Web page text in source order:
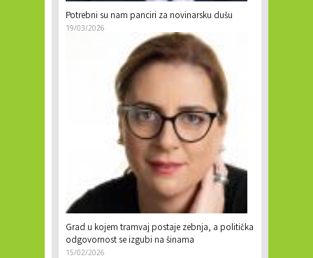
Potrebni su nam panciri za novinarsku dušu
19/03/2026
Grad u kojem tramvaj postaje zebnja, a politička
odgovornost se izgubi na šinama
15/02/2026